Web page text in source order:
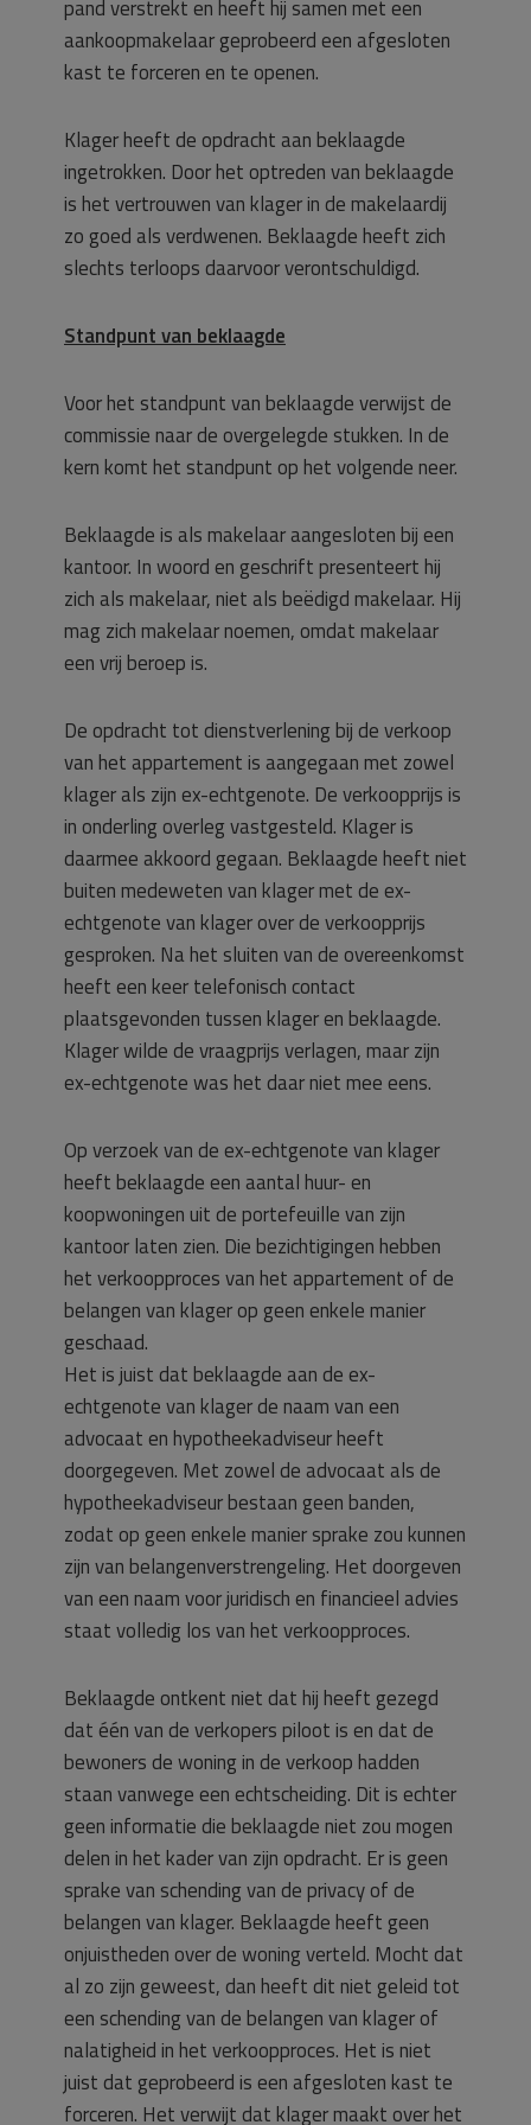
pand verstrekt en heeft hij samen met een
aankoopmakelaar geprobeerd een afgesloten
kast te forceren en te openen.
Klager heeft de opdracht aan beklaagde
ingetrokken. Door het optreden van beklaagde
is het vertrouwen van klager in de makelaardij
zo goed als verdwenen. Beklaagde heeft zich
slechts terloops daarvoor verontschuldigd.
Standpunt van beklaagde
Voor het standpunt van beklaagde verwijst de
commissie naar de overgelegde stukken. In de
kern komt het standpunt op het volgende neer.
Beklaagde is als makelaar aangesloten bij een
kantoor. In woord en geschrift presenteert hij
zich als makelaar, niet als beëdigd makelaar. Hij
mag zich makelaar noemen, omdat makelaar
een vrij beroep is.
De opdracht tot dienstverlening bij de verkoop
van het appartement is aangegaan met zowel
klager als zijn ex-echtgenote. De verkoopprijs is
in onderling overleg vastgesteld. Klager is
daarmee akkoord gegaan. Beklaagde heeft niet
buiten medeweten van klager met de ex-
echtgenote van klager over de verkoopprijs
gesproken. Na het sluiten van de overeenkomst
heeft een keer telefonisch contact
plaatsgevonden tussen klager en beklaagde.
Klager wilde de vraagprijs verlagen, maar zijn
ex-echtgenote was het daar niet mee eens.
Op verzoek van de ex-echtgenote van klager
heeft beklaagde een aantal huur- en
koopwoningen uit de portefeuille van zijn
kantoor laten zien. Die bezichtigingen hebben
het verkoopproces van het appartement of de
belangen van klager op geen enkele manier
geschaad.
Het is juist dat beklaagde aan de ex-
echtgenote van klager de naam van een
advocaat en hypotheekadviseur heeft
doorgegeven. Met zowel de advocaat als de
hypotheekadviseur bestaan geen banden,
zodat op geen enkele manier sprake zou kunnen
zijn van belangenverstrengeling. Het doorgeven
van een naam voor juridisch en financieel advies
staat volledig los van het verkoopproces.
Beklaagde ontkent niet dat hij heeft gezegd
dat één van de verkopers piloot is en dat de
bewoners de woning in de verkoop hadden
staan vanwege een echtscheiding. Dit is echter
geen informatie die beklaagde niet zou mogen
delen in het kader van zijn opdracht. Er is geen
sprake van schending van de privacy of de
belangen van klager. Beklaagde heeft geen
onjuistheden over de woning verteld. Mocht dat
al zo zijn geweest, dan heeft dit niet geleid tot
een schending van de belangen van klager of
nalatigheid in het verkoopproces. Het is niet
juist dat geprobeerd is een afgesloten kast te
forceren. Het verwijt dat klager maakt over het